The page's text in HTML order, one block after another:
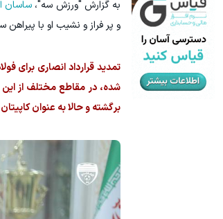
به گزارش "ورزش سه"، ساسان
و پر فراز و نشیب او با پیراهن
تمدید قرارداد انصاری برای
شده، در مقاطع مختلف از این
برگشته و حالا به عنوان